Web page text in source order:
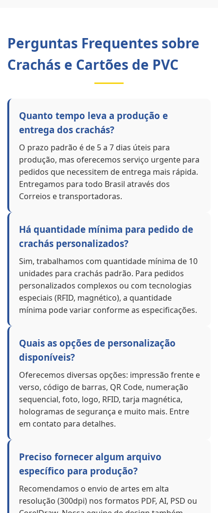
Perguntas Frequentes sobre
Crachás e Cartões de PVC
Quanto tempo leva a produção e
entrega dos crachás?
O prazo padrão é de 5 a 7 dias úteis para
produção, mas oferecemos serviço urgente para
pedidos que necessitem de entrega mais rápida.
Entregamos para todo Brasil através dos
Correios e transportadoras.
Há quantidade mínima para pedido de
crachás personalizados?
Sim, trabalhamos com quantidade mínima de 10
unidades para crachás padrão. Para pedidos
personalizados complexos ou com tecnologias
especiais (RFID, magnético), a quantidade
mínima pode variar conforme as especificações.
Quais as opções de personalização
disponíveis?
Oferecemos diversas opções: impressão frente e
verso, código de barras, QR Code, numeração
sequencial, foto, logo, RFID, tarja magnética,
hologramas de segurança e muito mais. Entre
em contato para detalhes.
Preciso fornecer algum arquivo
específico para produção?
Recomendamos o envio de artes em alta
resolução (300dpi) nos formatos PDF, AI, PSD ou